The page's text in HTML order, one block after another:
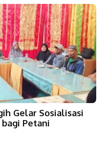
Gelar Sosialisasi
Petani